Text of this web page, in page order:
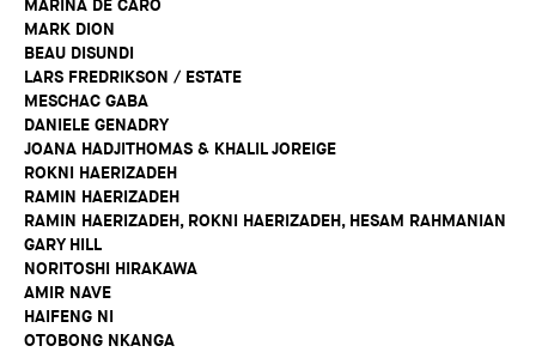
MARINA DE CARO
MARK DION
BEAU DISUNDI
LARS FREDRIKSON / ESTATE
MESCHAC GABA
DANIELE GENADRY
JOANA HADJITHOMAS & KHALIL JOREIGE
ROKNI HAERIZADEH
RAMIN HAERIZADEH
RAMIN HAERIZADEH, ROKNI HAERIZADEH, HESAM RAHMANIAN
GARY HILL
NORITOSHI HIRAKAWA
AMIR NAVE
HAIFENG NI
OTOBONG NKANGA